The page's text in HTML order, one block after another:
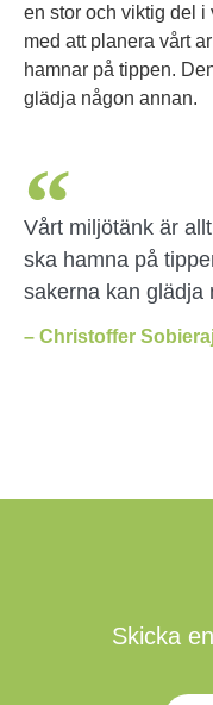
en stor och viktig del i
med att planera vårt
hamnar på tippen.
glädja någon annan.
Vårt miljötänk är
ska hamna på
sakerna kan glädja
– Christoffer
Skicka